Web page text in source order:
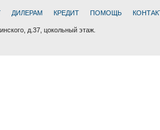
ДИЛЕРАМ КРЕДИТ ПОМОЩЬ
д.37, цокольный этаж.